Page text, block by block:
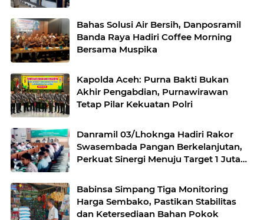
Bahas Solusi Air Bersih, Danposramil
Banda Raya Hadiri Coffee Morning
Bersama Muspika
Kapolda Aceh: Purna Bakti Bukan
Akhir Pengabdian, Purnawirawan
Tetap Pilar Kekuatan Polri
Danramil 03/Lhoknga Hadiri Rakor
Swasembada Pangan Berkelanjutan,
Perkuat Sinergi Menuju Target 1 Juta
Babinsa Simpang Tiga Monitoring
Harga Sembako, Pastikan Stabilitas
dan Ketersediaan Bahan Pokok